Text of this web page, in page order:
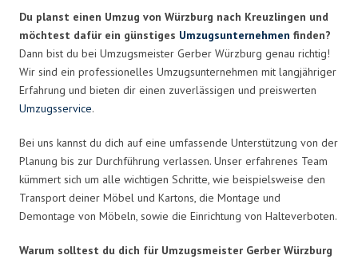
Du planst einen Umzug von Würzburg nach Kreuzlingen und
möchtest dafür ein günstiges Umzugsunternehmen finden?
Dann bist du bei Umzugsmeister Gerber Würzburg genau richtig!
Wir sind ein professionelles Umzugsunternehmen mit langjähriger
Erfahrung und bieten dir einen zuverlässigen und preiswerten
Umzugsservice.
Bei uns kannst du dich auf eine umfassende Unterstützung von der
Planung bis zur Durchführung verlassen. Unser erfahrenes Team
kümmert sich um alle wichtigen Schritte, wie beispielsweise den
Transport deiner Möbel und Kartons, die Montage und
Demontage von Möbeln, sowie die Einrichtung von Halteverboten.
Warum solltest du dich für Umzugsmeister Gerber Würzburg